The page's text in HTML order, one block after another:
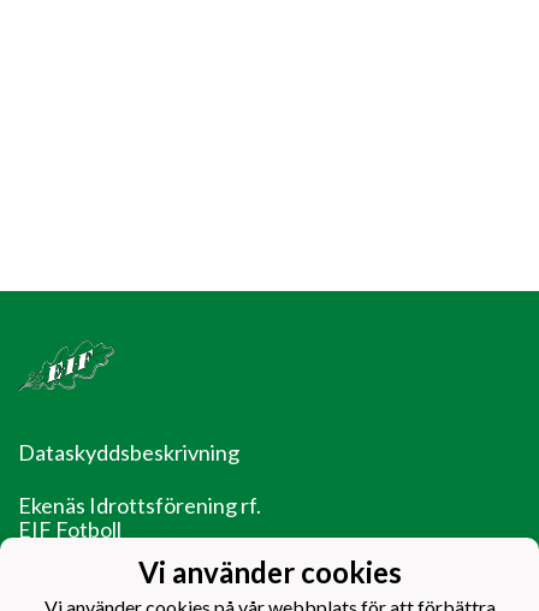
Dataskyddsbeskrivning
Ekenäs Idrottsförening rf.
EIF Fotboll
10600 EkenäsVi använder cookies